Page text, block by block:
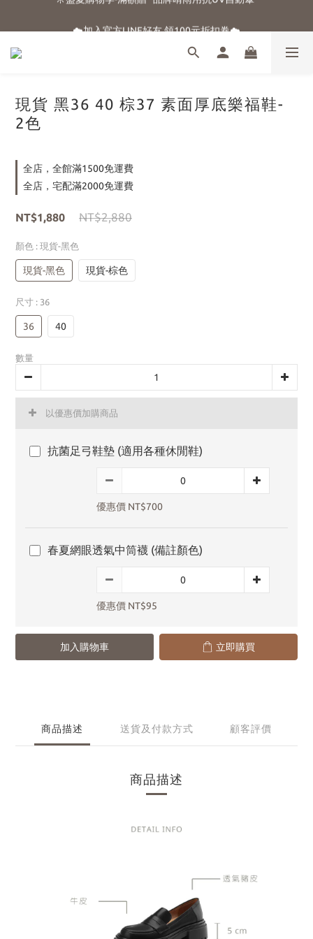
☁️加入官方LINE好友 領100元折扣卷☁️
⭐新朋友首購享優惠⭐
現貨 黑36 40 棕37 素面厚底樂福鞋-
2色
全店，全館滿1500免運費
全店，宅配滿2000免運費
NT$1,880 NT$2,880
顏色 : 現貨-黑色
現貨-黑色 現貨-棕色
尺寸 : 36
36 40
數量
以優惠價加購商品
抗菌足弓鞋墊 (適用各種休閒鞋)
優惠價 NT$700
春夏網眼透氣中筒襪 (備註顏色)
優惠價 NT$95
加入購物車 立即購買
商品描述 送貨及付款方式 顧客評價
商品描述